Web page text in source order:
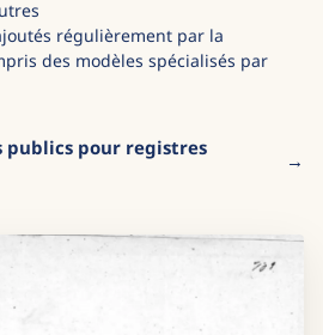
1600 à 1940
registres néerlandais, polonais,
régulièrement par la
pour registres